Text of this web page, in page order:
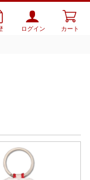
ログイン カート